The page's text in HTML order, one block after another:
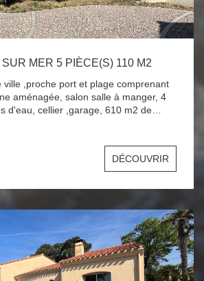
MER 5 PIÈCE(S) 110 M2
port et plage comprenant
aménagée, salon salle à manger, 4
d'eau, cellier ,garage, 610 m2 de
DÉCOUVRIR